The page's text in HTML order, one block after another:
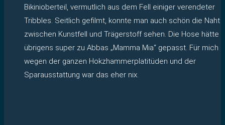
Bikinioberteil, vermutlich aus dem Fell einiger verendeter
Tribbles. Seitlich gefilmt, konnte man auch schön die Naht
zwischen Kunstfell und Trägerstoff sehen. Die Hose hätte
übrigens super zu Abbas „Mamma Mia“ gepasst. Für mich
wegen der ganzen Hokzhammerplatitüden und der
Sparausstattung war das eher nix.